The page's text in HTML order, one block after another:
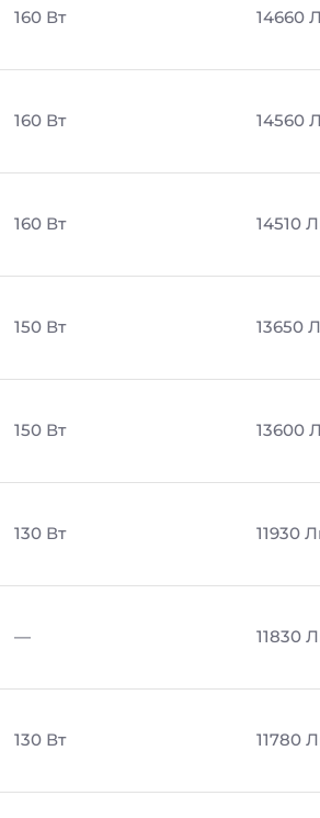
160 Вт 14660
160 Вт 14560
160 Вт 14510
150 Вт 13650
150 Вт 13600
130 Вт 11930
— 11830
130 Вт 11780